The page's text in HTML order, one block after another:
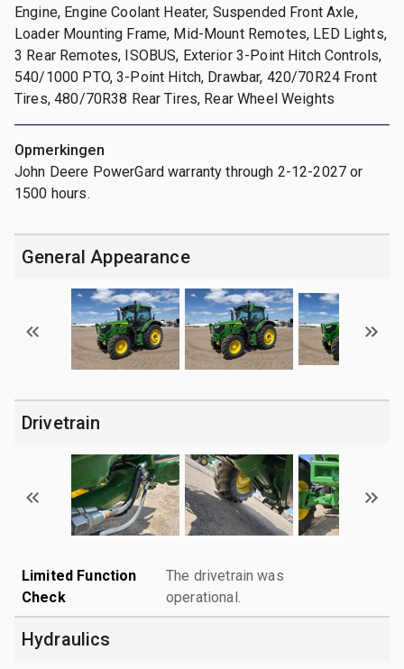
Engine, Engine Coolant Heater, Suspended Front Axle,
Loader Mounting Frame, Mid-Mount Remotes, LED Lights,
3 Rear Remotes, ISOBUS, Exterior 3-Point Hitch Controls,
540/1000 PTO, 3-Point Hitch, Drawbar, 420/70R24 Front
Tires, 480/70R38 Rear Tires, Rear Wheel Weights
Opmerkingen
John Deere PowerGard warranty through 2-12-2027 or
1500 hours.
General Appearance
Drivetrain
Limited Function
Check
The drivetrain was
operational.
Hydraulics